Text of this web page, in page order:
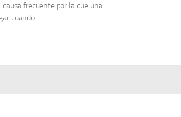
frecuente por la que una
cuando...